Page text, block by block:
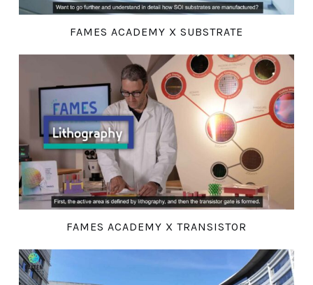
FAMES ACADEMY X SUBSTRATE
FAMES ACADEMY X TRANSISTOR